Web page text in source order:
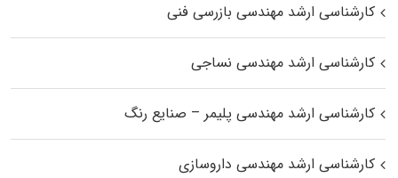
کارشناسی ارشد مهندسی بازرسی فنی
کارشناسی ارشد مهندسی نساجی
کارشناسی ارشد مهندسی پلیمر – صنایع رنگ
کارشناسی ارشد مهندسی داروسازی